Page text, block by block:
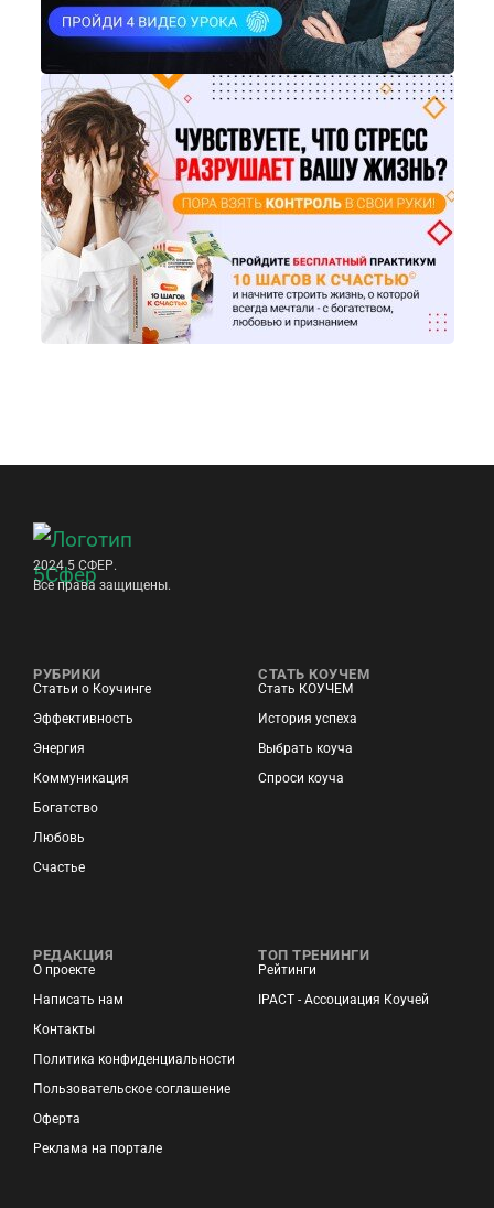
2024 5 СФЕР.
Все права защищены.
РУБРИКИ
Статьи о Коучинге
Эффективность
Энергия
Коммуникация
Богатство
Любовь
Счастье
СТАТЬ КОУЧЕМ
Стать КОУЧЕМ
История успеха
Выбрать коуча
Спроси коуча
РЕДАКЦИЯ
О проекте
Написать нам
Контакты
Политика конфиденциальности
Пользовательское соглашение
Оферта
Реклама на портале
ТОП ТРЕНИНГИ
Рейтинги
IPACT - Ассоциация Коучей